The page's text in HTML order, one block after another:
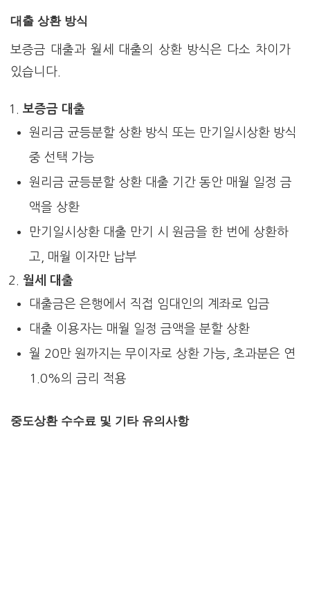
대출 상환 방식
보증금 대출과 월세 대출의 상환 방식은 다소 차이가
있습니다.
보증금 대출
원리금 균등분할 상환 방식 또는 만기일시상환 방식
중 선택 가능
원리금 균등분할 상환 대출 기간 동안 매월 일정 금
액을 상환
만기일시상환 대출 만기 시 원금을 한 번에 상환하
고, 매월 이자만 납부
월세 대출
대출금은 은행에서 직접 임대인의 계좌로 입금
대출 이용자는 매월 일정 금액을 분할 상환
월 20만 원까지는 무이자로 상환 가능, 초과분은 연
1.0%의 금리 적용
중도상환 수수료 및 기타 유의사항